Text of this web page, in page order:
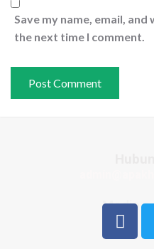
Save my name, email,
the next time I comment.
Media